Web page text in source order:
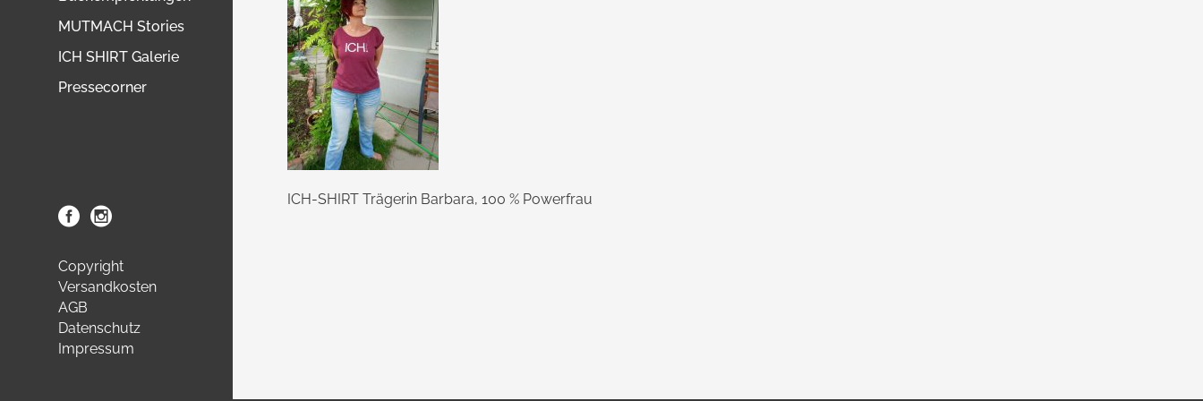
MUTMACH Stories
ICH SHIRT Galerie
Pressecorner
Copyright
Versandkosten
AGB
Datenschutz
Impressum
ICH-SHIRT Trägerin Barbara, 100 % Powerfrau